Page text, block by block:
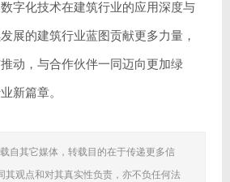
字化技术在建筑行业的应用深度与
展的建筑行业蓝图贡献更多力量，
动，与合作伙伴一同迈向更加绿
新篇章。
自其它媒体，转载目的在于传递更多信
其观点和对其真实性负责，亦不负任何法